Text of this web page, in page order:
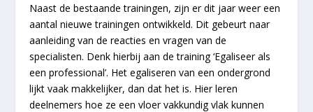
Naast de bestaande trainingen, zijn er dit jaar weer een
aantal nieuwe trainingen ontwikkeld. Dit gebeurt naar
aanleiding van de reacties en vragen van de
specialisten. Denk hierbij aan de training ‘Egaliseer als
een professional’. Het egaliseren van een ondergrond
lijkt vaak makkelijker, dan dat het is. Hier leren
deelnemers hoe ze een vloer vakkundig vlak kunnen